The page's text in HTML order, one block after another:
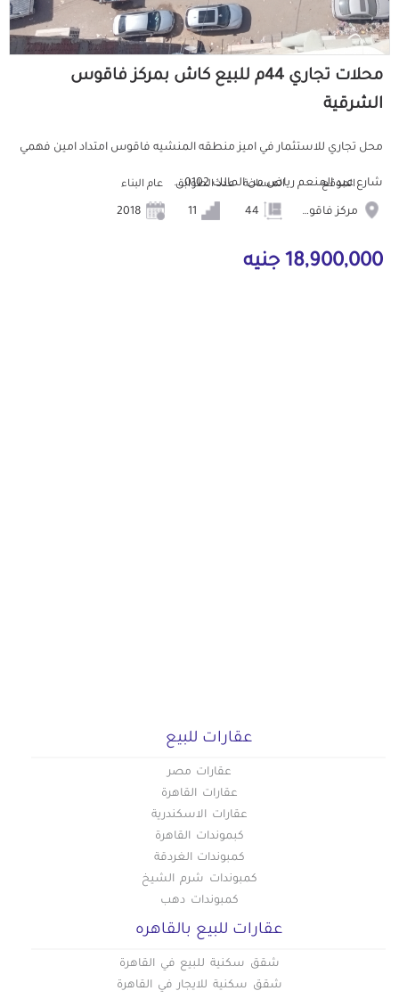
محلات تجاري 44م للبيع كاش بمركز فاقوس
الشرقية
محل تجاري للاستثمار في اميز منطقه المنشيه فاقوس امتداد امين فهمي
شارع عبد المنعم رياض من المالك 0102...
الموقع
مركز فاقوس
المساحة
44
عدد الطوابق عام البناء
18,900,000 جنيه
عقارات للبيع
عقارات مصر
عقارات القاهرة
عقارات الاسكندرية
كبموندات القاهرة
كمبوندات الغردقة
كمبوندات شرم الشيخ
كمبوندات دهب
عقارات للبيع بالقاهره
شقق سكنية للبيع في القاهرة
شقق سكنية للايجار في القاهرة